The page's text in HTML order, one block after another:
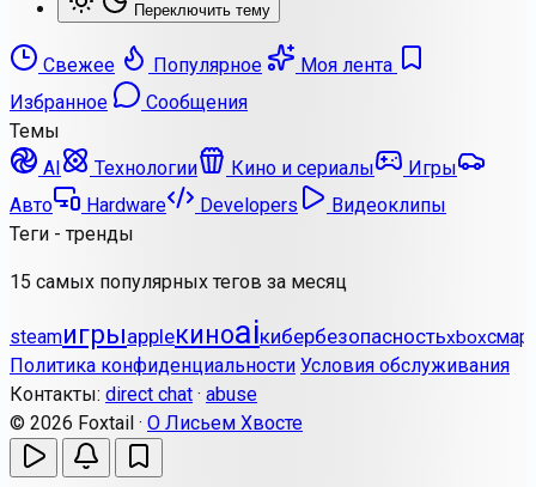
Переключить тему
Свежее Популярное
Моя лента
Избранное
Сообщения
Темы
AI
Технологии Кино и сериалы
Игры
Авто
Hardware Developers
Видеоклипы
Теги - тренды
15 самых популярных тегов за месяц
steamигрыappleкиноaiкибербезопасностьxbox
Политика конфиденциальности Условия обслуживания
Контакты: direct chat · abuse
© 2026 Foxtail · О Лисьем Хвосте